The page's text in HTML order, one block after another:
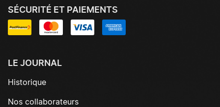
SÉCURITÉ ET PAIEMENTS
LE JOURNAL
Historique
Nos collaborateurs